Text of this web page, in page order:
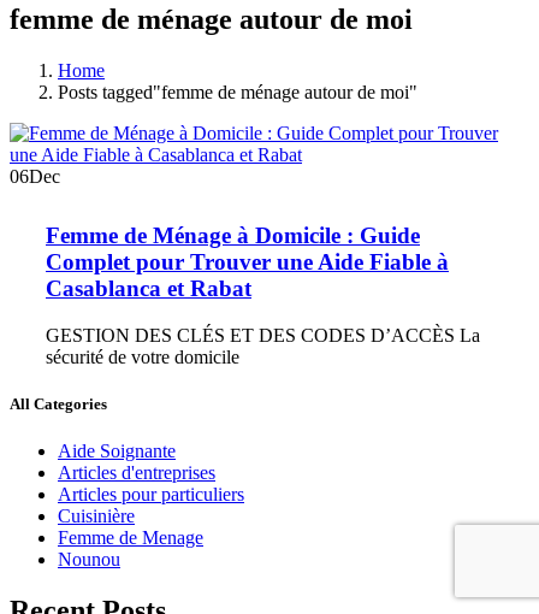
femme de ménage autour de moi
Home
Posts tagged"femme de ménage autour de moi"
06Dec
Femme de Ménage à Domicile : Guide
Complet pour Trouver une Aide Fiable à
Casablanca et Rabat
GESTION DES CLÉS ET DES CODES D’ACCÈS La
sécurité de votre domicile
All Categories
Aide Soignante
Articles d'entreprises
Articles pour particuliers
Cuisinière
Femme de Menage
Nounou